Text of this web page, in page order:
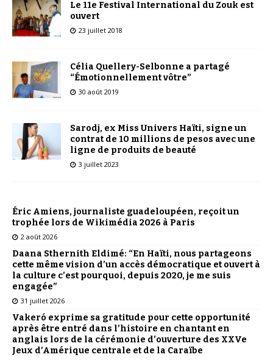
Le 11e Festival International du Zouk est
ouvert
23 juillet 2018
Célia Quellery-Selbonne a partagé
“Émotionnellement vôtre”
30 août 2019
Sarodj, ex Miss Univers Haïti, signe un
contrat de 10 millions de pesos avec une
ligne de produits de beauté
3 juillet 2023
Éric Amiens, journaliste guadeloupéen, reçoit un
trophée lors de Wikimédia 2026 à Paris
2 août 2026
Daana Sthernith Eldimé: “En Haïti, nous partageons
cette même vision d’un accès démocratique et ouvert à
la culture c’est pourquoi, depuis 2020, je me suis
engagée”
31 juillet 2026
Vakeró exprime sa gratitude pour cette opportunité
après être entré dans l’histoire en chantant en
anglais lors de la cérémonie d’ouverture des XXVe
Jeux d’Amérique centrale et de la Caraïbe